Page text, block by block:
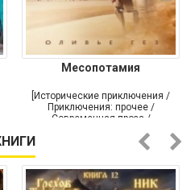
Месопотамия
[Исторические приключения /
Приключения: прочее /
Современная проза /